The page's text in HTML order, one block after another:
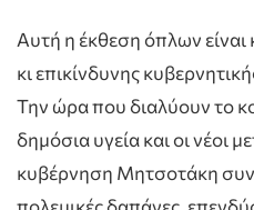
Αυτή η έκθεση όπλων είναι
κι επικίνδυνης
Την ώρα που διαλύουν το
δημόσια υγεία και οι νέοι
κυβέρνηση Μητσοτάκη